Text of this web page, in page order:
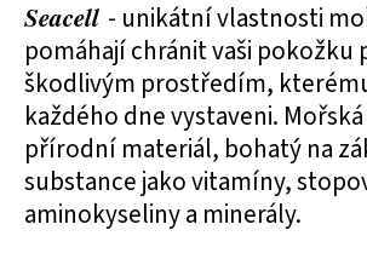
Seacell - unikátní vlastnosti
pomáhají chránit vaši pokožku
škodlivým prostředím,
každého dne vystaveni. Mořská
přírodní materiál, bohatý na
substance jako vitamíny,
aminokyseliny a minerály.